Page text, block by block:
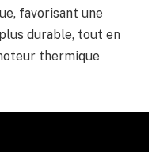
favorisant une
durable, tout en
thermique